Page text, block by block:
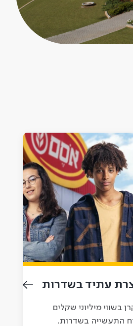
עתיד בשדרות
בשווי מיליוני שקלים
התעשייה בשדרות.